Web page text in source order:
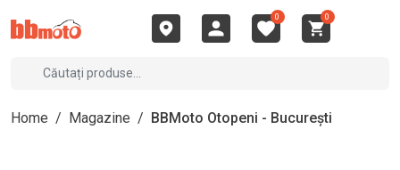
0 0
Home / Magazine / BBMoto Otopeni - București